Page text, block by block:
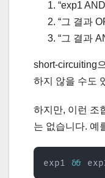
“exp1
“그 결과
“그 결과
short-circuiting
하지 않을 수도
하지만, 이런 조
는 없습니다. 예
exp1 &&